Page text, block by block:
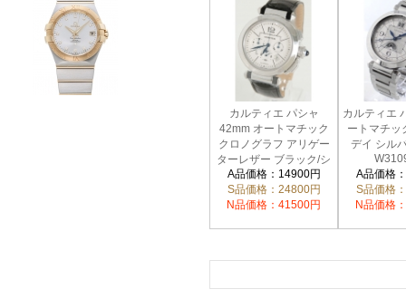
カルティエ パシャ
42mm オートマチック
クロノグラフ アリゲー
ターレザー ブラック/シ
ルバー メンズ
W3108555
A品価格：14900円
S品価格：24800円
N品価格：41500円
カルティエ
ートマチッ
デイ シル
A品価格
S品価格
N品価格